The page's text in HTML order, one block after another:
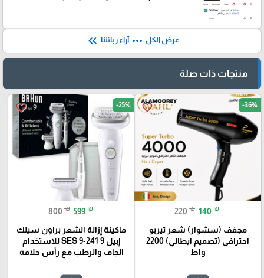
عرض الكل more_horiz آراء زبائننا keyboard_double_arrow_left
منتجات ذات صلة
favorite_border -36%
220 ₪ 140 ₪
مجفف (سشوار) شعر تيربو
احترافي (تصميم ايطالي) 2200
واط
favorite_border -25%
800 ₪ 599 ₪
ماكينة إزالة الشعر براون سيلك
إبيل 9 SES 9-241 للاستخدام
الجاف والرطب مع رأس حلاقة